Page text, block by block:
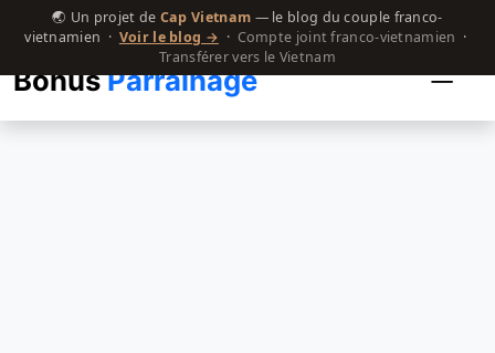
🌏 Un projet de Cap Vietnam — le blog du couple franco-
vietnamien · Voir le blog → · Compte joint franco-vietnamien ·
Transférer vers le Vietnam
BonusParrainage